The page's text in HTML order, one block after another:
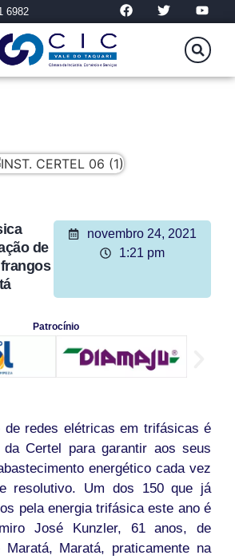
6982
de
novembro 24, 2021
1:21 pm
Patrocínio
de redes elétricas em trifásicas é
Certel para garantir aos seus
energético cada vez
resolutivo. Um dos 150 que já
pela energia trifásica este ano é
José Kunzler, 61 anos, de
Maratá, Maratá, praticamente na